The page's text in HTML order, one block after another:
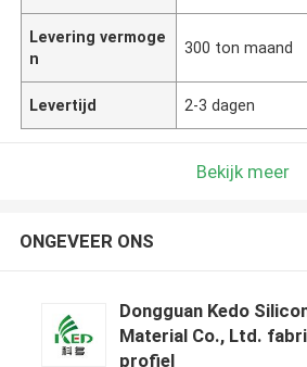
Levering vermoge
n
300 ton maand
Levertijd 2-3 dagen
Bekijk meer
ONGEVEER ONS
Dongguan Kedo
Material Co., Ltd.
profiel